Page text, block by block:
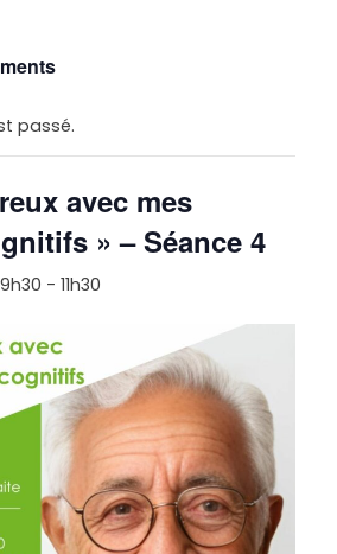
passé.
avec mes
» – Séance 4
- 11h30